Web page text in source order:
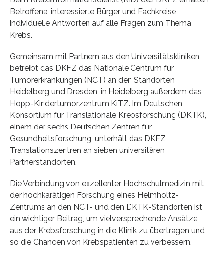
Betroffene, interessierte Bürger und Fachkreise
individuelle Antworten auf alle Fragen zum Thema
Krebs.
Gemeinsam mit Partnern aus den Universitätskliniken
betreibt das DKFZ das Nationale Centrum für
Tumorerkrankungen (NCT) an den Standorten
Heidelberg und Dresden, in Heidelberg außerdem das
Hopp-Kindertumorzentrum KiTZ. Im Deutschen
Konsortium für Translationale Krebsforschung (DKTK),
einem der sechs Deutschen Zentren für
Gesundheitsforschung, unterhält das DKFZ
Translationszentren an sieben universitären
Partnerstandorten.
Die Verbindung von exzellenter Hochschulmedizin mit
der hochkarätigen Forschung eines Helmholtz-
Zentrums an den NCT- und den DKTK-Standorten ist
ein wichtiger Beitrag, um vielversprechende Ansätze
aus der Krebsforschung in die Klinik zu übertragen und
so die Chancen von Krebspatienten zu verbessern.